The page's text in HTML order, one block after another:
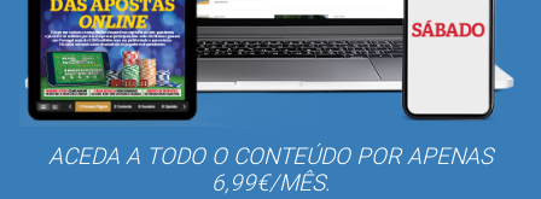
ACEDA A TODO O CONTEÚDO POR APENAS
6,99€/MÊS.